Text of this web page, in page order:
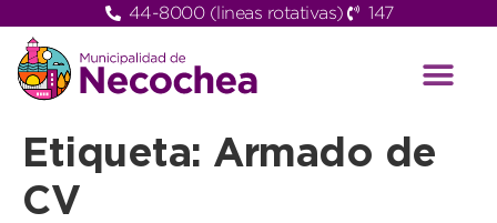
44-8000 (lineas rotativas) 147
Etiqueta: Armado de
CV